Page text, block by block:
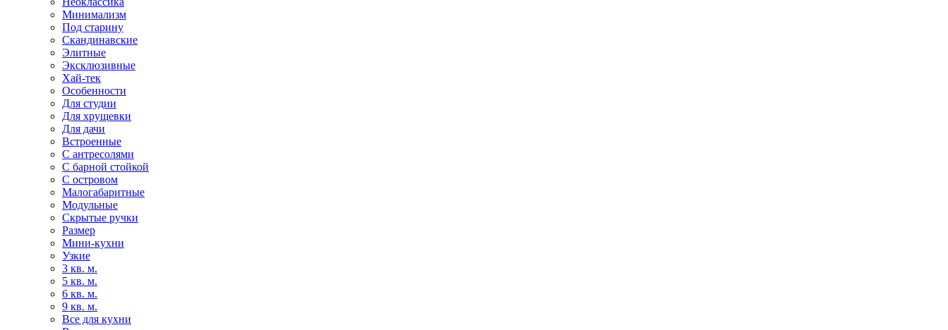
Минимализм
Под старину
Скандинавские
Элитные
Эксклюзивные
Хай-тек
Особенности
Для студии
Для хрущевки
Для дачи
Встроенные
С антресолями
С барной стойкой
С островом
Малогабаритные
Модульные
Скрытые ручки
Размер
Мини-кухни
Узкие
3 кв. м.
5 кв. м.
6 кв. м.
9 кв. м.
Все для кухни